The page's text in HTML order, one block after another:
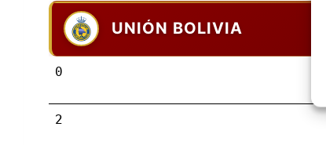
UNIÓN BOLIVIA
0
2